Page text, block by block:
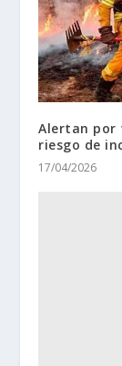
Alertan por
riesgo de
17/04/2026